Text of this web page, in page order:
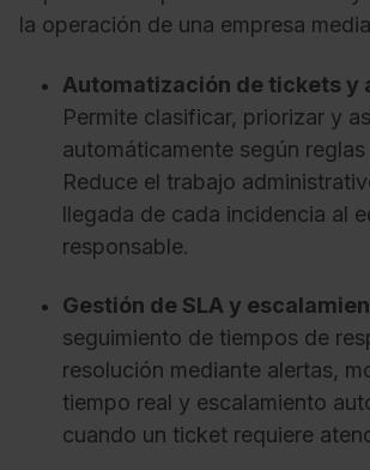
la operación de una empresa
Automatización de tickets y
Permite clasificar, priorizar y
automáticamente según
Reduce el trabajo
llegada de cada incidencia al
responsable.
Gestión de SLA y
seguimiento de tiempos de
resolución mediante alertas,
tiempo real y escalamiento
cuando un ticket requiere